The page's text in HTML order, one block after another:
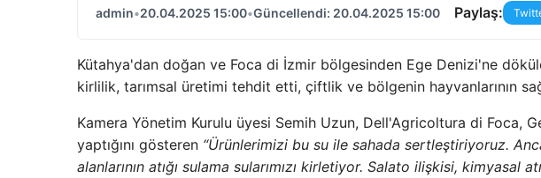
admin•20.04.2025 15:00•Güncellendi: 20.04.2025 15:00 Paylaş:
Kütahya'dan doğan ve Foca di İzmir bölgesinden Ege Denizi'ne
kirlilik, tarımsal üretimi tehdit etti, çiftlik ve bölgenin hayvanlarının
Kamera Yönetim Kurulu üyesi Semih Uzun, Dell'Agricoltura di Foca,
yaptığını gösteren “Ürünlerimizi bu su ile sahada sertleştiriyoruz.
alanlarının atığı sulama sularımızı kirletiyor. Salato ilişkisi, kimyasal